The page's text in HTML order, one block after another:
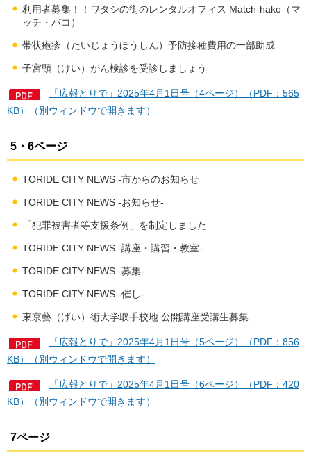
利用者募集！！ワタシの街のレンタルオフィス Match-hako（マ
ッチ・バコ）
帯状疱疹（たいじょうほうしん）予防接種費用の一部助成
子宮頸（けい）がん検診を受診しましょう
「広報とりで」2025年4月1日号（4ページ）（PDF：565
KB）（別ウィンドウで開きます）
5・6ページ
TORIDE CITY NEWS -市からのお知らせ
TORIDE CITY NEWS -お知らせ-
「犯罪被害者等支援条例」を制定しました
TORIDE CITY NEWS -講座・講習・教室-
TORIDE CITY NEWS -募集-
TORIDE CITY NEWS -催し-
東京藝（げい）術大学取手校地 公開講座受講生募集
「広報とりで」2025年4月1日号（5ページ）（PDF：856
KB）（別ウィンドウで開きます）
「広報とりで」2025年4月1日号（6ページ）（PDF：420
KB）（別ウィンドウで開きます）
7ページ